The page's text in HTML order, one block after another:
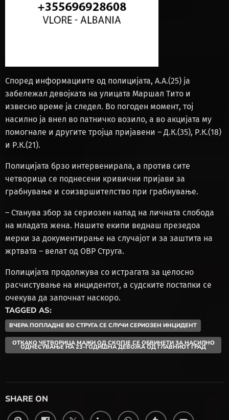
Според информациите од полицијата, А.А.(25) ја
забележал девојката на улицата Маршал Тито и
извесно време ја следел. Во погоден момент, тој
насилно ја внел во патничко возило, а во акцијата му
помогнале и другите тројца пријавени – Д.К.(35), Р.К.(18)
и Р.К.(21).
Полицијата брзо интервенирала, а против сите
четворица се поднесени кривични пријави за
грабнување и соизвршителство при грабнување.
– Станува збор за сериозен напад на личната слобода
на младата жена. Нашите екипи веднаш презедоа
мерки за документирање на случајот и за заштита на
жртвата – велат од ОВР Струга.
Полицијата продолжува со истрагата за целосно
расчистување на инцидентот, а судските постапки се
очекува да започнат наскоро.
TAGGED AS:
ВЧЕРА ПОПЛАДНЕ ВО СТРУГА СЕ СЛУЧИ СЕРИОЗЕН ИНЦИДЕНТ
ОТКАКО ЧЕТВОРИЦА МАЖИ ОД СКОПЈЕ СЕ ОБВИНЕТИ ЗА НАСИЛНО
ОДНЕСУВАЊЕ НА 23-ГОДИШНА ДЕВОЈКА ОД ГЛАВНИОТ ГРАД
SHARE ON